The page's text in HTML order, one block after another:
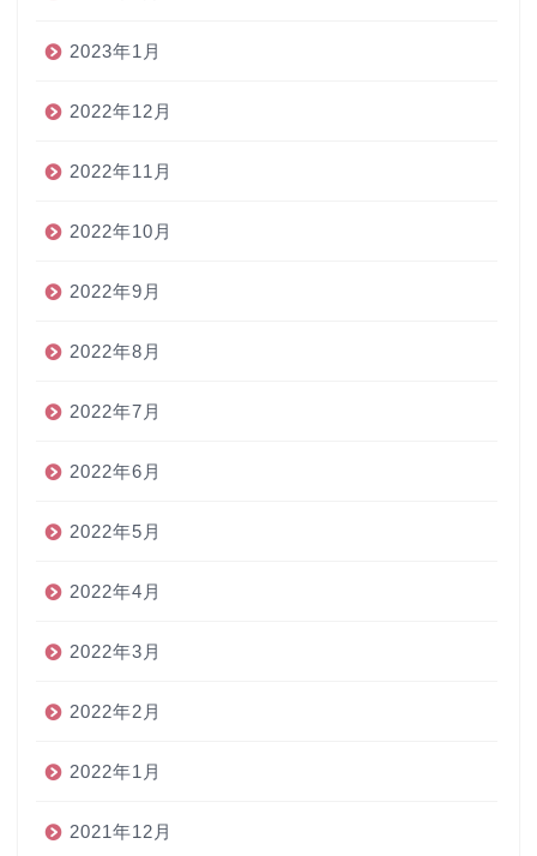
2023年1月
2022年12月
2022年11月
2022年10月
2022年9月
2022年8月
2022年7月
2022年6月
2022年5月
2022年4月
2022年3月
2022年2月
2022年1月
2021年12月